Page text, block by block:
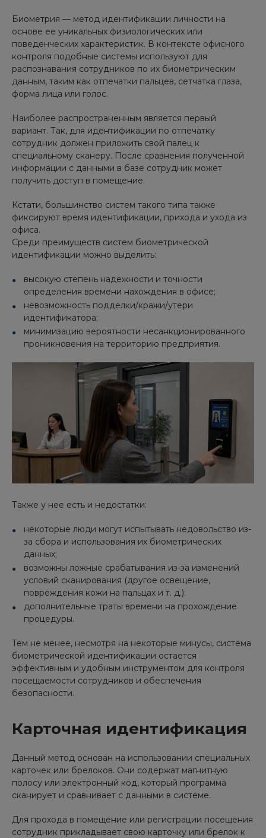
Биометрия — метод идентификации личности на
основе ее уникальных физиологических или
поведенческих характеристик. В контексте офисного
контроля подобные системы используют для
распознавания сотрудников по их биометрическим
данным, таким как отпечатки пальцев, сетчатка глаза,
форма лица или голос.
Наиболее распространенным является первый
вариант. Так, для идентификации по отпечатку
сотрудник должен приложить свой палец к
специальному сканеру. После сравнения полученной
информации с данными в базе сотрудник может
получить доступ в помещение.
Кстати, большинство систем такого типа также
фиксируют время идентификации, прихода и ухода из
офиса.
Среди преимуществ систем биометрической
идентификации можно выделить:
высокую степень надежности и точности
определения времени нахождения в офисе;
невозможность подделки/кражи/утери
идентификатора;
минимизацию вероятности несанкционированного
проникновения на территорию предприятия.
Также у нее есть и недостатки:
некоторые люди могут испытывать недовольство из-
за сбора и использования их биометрических
данных;
возможны ложные срабатывания из-за изменений
условий сканирования (другое освещение,
повреждения кожи на пальцах и т. д.);
дополнительные траты времени на прохождение
процедуры.
Тем не менее, несмотря на некоторые минусы, система
биометрической идентификации остается
эффективным и удобным инструментом для контроля
посещаемости сотрудников и обеспечения
безопасности.
Карточная идентификация
Данный метод основан на использовании специальных
карточек или брелоков. Они содержат магнитную
полосу или электронный код, который программа
сканирует и сравнивает с данными в системе.
Для прохода в помещение или регистрации посещения
сотрудник прикладывает свою карточку или брелок к